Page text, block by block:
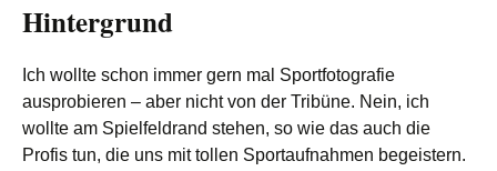
Hintergrund
Ich wollte schon immer gern mal Sportfotografie
ausprobieren – aber nicht von der Tribüne. Nein, ich
wollte am Spielfeldrand stehen, so wie das auch die
Profis tun, die uns mit tollen Sportaufnahmen begeistern.